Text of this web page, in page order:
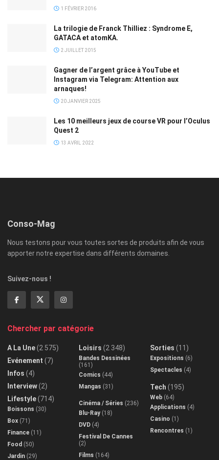
1 FÉVRIER 2016
La trilogie de Franck Thilliez : Syndrome E,
GATACA et atomKA.
2 JUILLET 2015
Gagner de l’argent grâce à YouTube et
Instagram via Telegram: Attention aux
arnaques!
20 JANVIER 2025
Les 10 meilleurs jeux de course VR pour l’Oculus
Quest 2
13 AVRIL 2022
Conso-Mag
Nous testons pour vous toutes sortes de produits afin de vous
apporter notre expertise dans différents domaines.
Suivez-nous !
Chercher par catégorie
A La Une(2 575)
Evénement (7)
Infos (4)
Interview(2)
Lifestyle(714)
Boissons (30)
Box (71)
Finance (11)
Food (50)
Jardin (29)
Loisirs (2 348)
Bandes Dessinées
(161)
Comics (44)
Mangas (31)
Cinéma / Séries (236)
Blu-Ray(18)
DVD (4)
Festival De Cannes
(2)
Films (164)
Sorties (11)
Expositions (6)
Spectacles (4)
Tech (195)
Web (64)
Applications (4)
Casino (1)
Rencontres (1)